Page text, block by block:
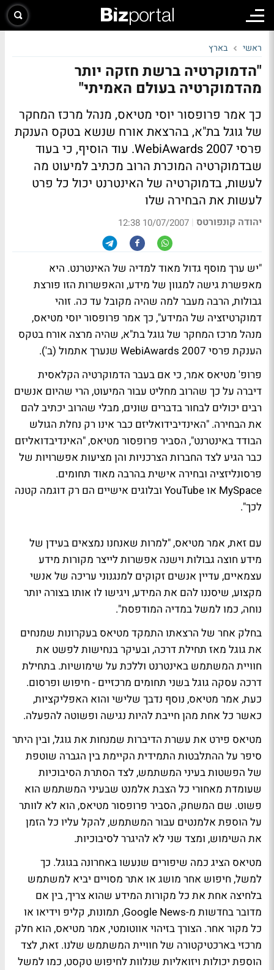
ראשי בארץ
"הדמוקרטיה ברשת חזקה יותר
מהדמוקרטיה בעולם האמיתי"
כך אמר פרופסור יוסי מטיאס, מנהל מרכז המחקר
של גוגל בת"א, בהרצאת אורח שנשא בטקס הענקת
פרסי WebiAwards 2007. עוד הוסיף, כי בעוד
שבדמוקרטיה המוכרת הרוב מכתיב למיעוט מה
לעשות, בדמוקרטיה של האינטרנט יכול כל פרט
לעשות את הבחירה שלו
יהודה קונפורטס |
10/07/2007 12:38
"יש ערך מוסף גדול מאוד למדיה של האינטרנט. היא
מאפשרת גישה למגוון של מידע, והאפשרות הזו פורצת
גבולות, הרבה מעבר למה שהיה מקובל עד כה. זוהי
דמוקרטיזציה של המידע", כך אמר פרופסור יוסי מטיאס,
מנהל מרכז המחקר של גוגל בת"א, שהיה מרצה אורח בטקס
הענקת פרסי WebiAwards 2007 שנערך אתמול (ב').
פרופ' מטיאס אמר, כי אם בעבר הדמוקרטיה הקלאסית
דיברה על כך שהרוב מחליט עבור המיעוט, הרי שהיום אנשים
רבים יכולים לבחור בדברים שונים, מבלי שהרוב יכתיב להם
את הבחירה. "האינדיבידואליזם כבר אינו רק נחלת הגולש
הבודד באינטרנט", הסביר פרופסור מטיאס, "האינדיבדואליזם
כבר הגיע לצד החברות הצרכניות והן מציעות אפשרויות של
פרסונליזציה ובחירה אישית בהרבה מאוד תחומים.
MySpace או YouTube ובלוגים אישיים הם רק דוגמה קטנה
לכך".
עם זאת, אמר מטיאס, "למרות שאנחנו נמצאים בעידן של
מידע חוצה גבולות וישנה אפשרות לייצר מקורות מידע
עצמאיים, עדיין אנשים זקוקים למנגנוני עריכה של אנשי
מקצוע, שיסננו להם את המידע, ויגישו לו אותו בצורה יותר
נוחה, כמו למשל במדיה המודפסת".
בחלק אחר של הרצאתו התמקד מטיאס בעקרונות שמנחים
את גוגל מאז תחילת דרכה, ובעיקר בנחישות לפשט את
חוויית המשתמש באינטרנט וללכת על שימושיות. בתחילת
דרכה עסקה גוגל בשני תחומים מרכזיים - חיפוש ופרסום.
כעת, אמר מטיאס, נוסף נדבך שלישי והוא האפליקציות,
כאשר כל אחת מהן חייבת להיות נגישה ופשוטה להפעלה.
מטיאס פירט את עשרת הדיברות שמנחות את גוגל, ובין היתר
סיפר על ההתלבטות התמידית הקיימת בין הגברה שוטפת
של הפשטות בעיני המשתמש, לצד הסתרת הסיבוכיות
שעומדת מאחורי כל הצבת אלמנט שבעיני המשתמש הוא
פשוט. שם המשחק, הסביר פרופסור מטיאס, הוא לא לוותר
על הוספת אלמנטים עבור המשתמש, להקל עליו כל הזמן
את השימוש, ומצד שני לא להיגרר לסיבוכיות.
מטיאס הציג כמה שיפורים שנעשו באחרונה בגוגל. כך
למשל, חיפוש אחר מושג או אתר מסויים יביא למשתמש
בלחיצה אחת את כל מקורות המידע שהוא צריך, בין אם
מדובר בחדשות מ-Google News, תמונות, קליפ וידיאו או
כל מקור אחר. הצורך בזיהוי אווטומטי, אמר מטיאס, הוא חלק
מרכזי בארכטיקטורה של חוויית המשתמש שלנו. זאת, לצד
הוספת יכולות ויזואליות שנלוות לחיפוש טקסט, כמו למשל